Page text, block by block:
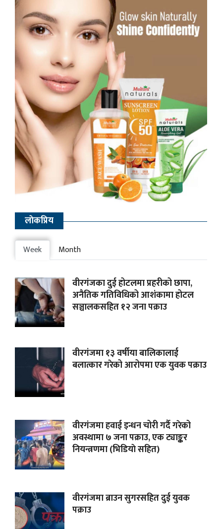
लाेकप्रिय
Week Month
वीरगंजका दुई होटलमा प्रहरीको छापा,
अनैतिक गतिविधिको आशंकामा होटल
सञ्चालकसहित १२ जना पक्राउ
वीरगंजमा १३ वर्षीया बालिकालाई
बलात्कार गरेको आरोपमा एक युवक पक्राउ
वीरगंजमा हवाई इन्धन चोरी गर्दै गरेको
अवस्थामा ७ जना पक्राउ, एक ट्याङ्कर
नियन्त्रणमा (भिडियाे सहित)
वीरगंजमा ब्राउन सुगरसहित दुई युवक
पक्राउ